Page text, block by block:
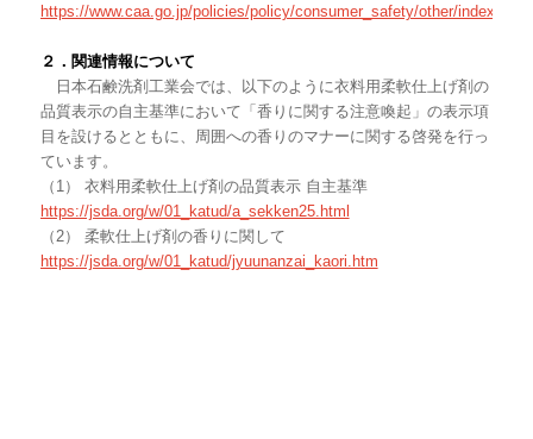
https://www.caa.go.jp/policies/policy/consumer_safety/other/
２．関連情報について
日本石鹸洗剤工業会では、以下のように衣料用柔軟仕上げ剤の
品質表示の自主基準において「香りに関する注意喚起」の表示項
目を設けるとともに、周囲への香りのマナーに関する啓発を行っ
ています。
（1） 衣料用柔軟仕上げ剤の品質表示 自主基準
https://jsda.org/w/01_katud/a_sekken25.html
（2） 柔軟仕上げ剤の香りに関して
https://jsda.org/w/01_katud/jyuunanzai_kaori.htm